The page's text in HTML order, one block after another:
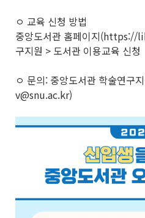
ㅇ 교육 신청 방법
중앙도서관 홈페이지(https://
구지원 > 도서관 이용교육 신청
ㅇ 문의: 중앙도서관 학술연
v@snu.ac.kr)